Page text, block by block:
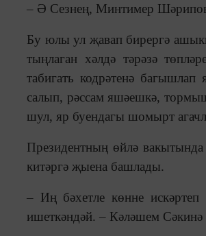
– Ә Сезнең, Минтимер
Бу юлы ул җавап бирергә
тыңлаган хәлдә тәрәзә
табигать кодрәтенә
салып, рәссам яшәешкә,
шул, яр буендагы шомырт
Президентның өйлә
китәргә җыена башлады.
– Иң бәхетле көнне
ишеткәндәй. – Кәләшем Сәкинә